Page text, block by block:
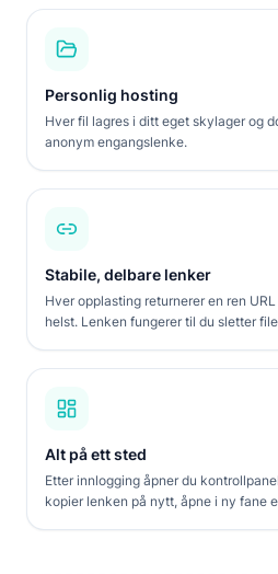
Personlig hosting
Hver fil lagres i ditt eget skylager og
anonym engangslenke.
Stabile, delbare lenker
Hver opplasting returnerer en ren
helst. Lenken fungerer til du sletter
Alt på ett sted
Etter innlogging åpner du
kopier lenken på nytt, åpne i ny fane